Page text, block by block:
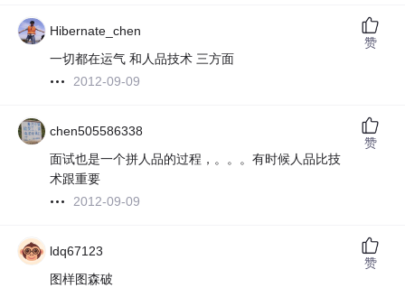
Hibernate_chen
一切都在运气 和人品技术 三方面
2012-09-09
赞
chen505586338
面试也是一个拼人品的过程，。。。有时候人品比技
术跟重要
2012-09-09
赞
ldq67123
图样图森破
赞